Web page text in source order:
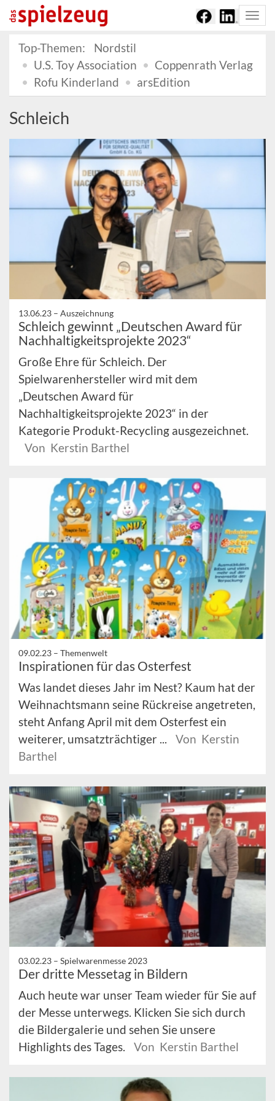
Top-Themen:
Nordstil
U.S. Toy Association
Coppenrath Verlag
Rofu Kinderland
arsEdition
Schleich
13.06.23 – Auszeichnung
Schleich gewinnt „Deutschen Award für
Nachhaltigkeitsprojekte 2023“
Große Ehre für Schleich. Der
Spielwarenhersteller wird mit dem
„Deutschen Award für
Nachhaltigkeitsprojekte 2023“ in der
Kategorie Produkt-Recycling ausgezeichnet.
Von Kerstin Barthel
09.02.23 – Themenwelt
Inspirationen für das Osterfest
Was landet dieses Jahr im Nest? Kaum hat der
Weihnachtsmann seine Rückreise angetreten,
steht Anfang April mit dem Osterfest ein
weiterer, umsatzträchtiger ...
Von Kerstin
Barthel
03.02.23 – Spielwarenmesse 2023
Der dritte Messetag in Bildern
Auch heute war unser Team wieder für Sie auf
der Messe unterwegs. Klicken Sie sich durch
die Bildergalerie und sehen Sie unsere
Highlights des Tages.
Von Kerstin Barthel